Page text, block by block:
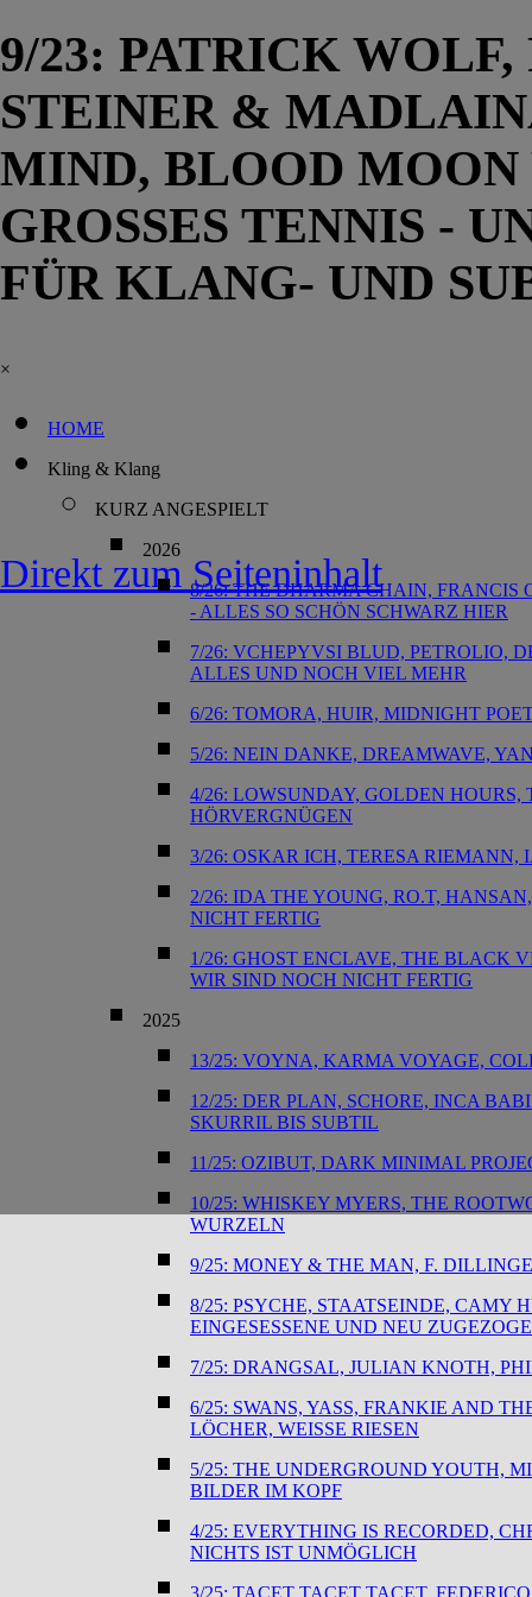
9/23: PATRICK
STEINER &
MIND, BLOOD
GROSSES TENNIS -
FÜR KLANG- UND
×
HOME
Kling & Klang
KURZ ANGESPIELT
2026
8/26: THE DHARMA CHAIN,
- ALLES SO SCHÖN SCHWARZ HIER
7/26: VCHEPYVSI BLUD, PETROLIO,
ALLES UND NOCH VIEL MEHR
6/26: TOMORA, HUIR, MIDNIGHT
5/26: NEIN DANKE, DREAMWAVE,
4/26: LOWSUNDAY, GOLDEN
HÖRVERGNÜGEN
3/26: OSKAR ICH, TERESA
2/26: IDA THE YOUNG, RO.T,
NICHT FERTIG
1/26: GHOST ENCLAVE, THE BLACK
WIR SIND NOCH NICHT FERTIG
2025
13/25: VOYNA, KARMA VOYAGE,
12/25: DER PLAN, SCHORE, INCA
SKURRIL BIS SUBTIL
11/25: OZIBUT, DARK MINIMAL
10/25: WHISKEY MYERS, THE
WURZELN
9/25: MONEY & THE MAN, F.
8/25: PSYCHE, STAATSEINDE, CAMY
EINGESESSENE UND NEU
7/25: DRANGSAL, JULIAN KNOTH,
6/25: SWANS, YASS, FRANKIE AND
LÖCHER, WEISSE RIESEN
5/25: THE UNDERGROUND YOUTH,
BILDER IM KOPF
4/25: EVERYTHING IS RECORDED,
NICHTS IST UNMÖGLICH
3/25: TACET TACET TACET,
Direkt zum Seiteninhalt